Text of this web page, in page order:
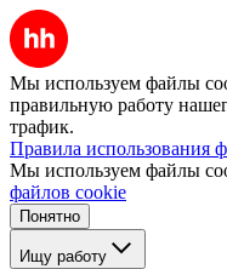
Мы используем файлы
правильную работу
трафик.
Правила использования
Мы используем файлы
файлов cookie
Понятно
Ищу работу